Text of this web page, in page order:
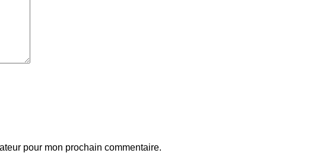
pour mon prochain commentaire.